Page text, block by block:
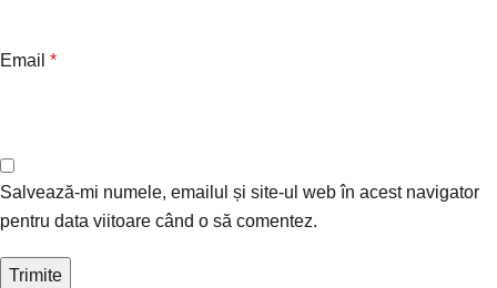
Email *
Salvează-mi numele, emailul și site-ul web în acest navigator
pentru data viitoare când o să comentez.